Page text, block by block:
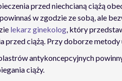
przed niechcianą ciążą
w zgodzie ze sobą, ale
lekarz ginekolog, który
przed ciążą. Przy doborze
antykoncepcyjnych
ciąży.